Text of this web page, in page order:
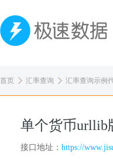
首页 汇率查询 汇率查询示例
单个货币urllib
接口地址： https://